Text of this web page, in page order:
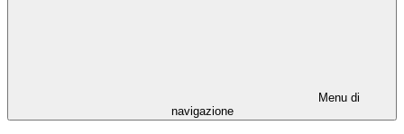
Menu di
navigazione